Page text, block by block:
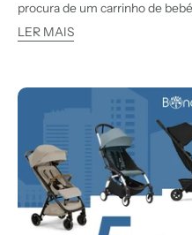
procura de um carrinho de
transportar, a Stokke YOYO 3
review completa, analisamos
LER MAIS